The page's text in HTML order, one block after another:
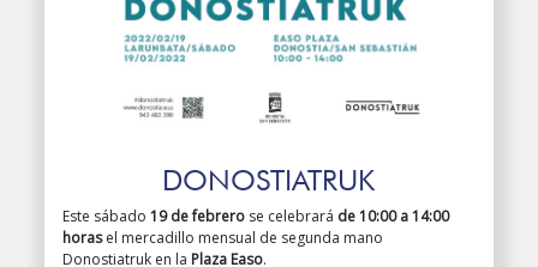
DONOSTIATRUK
Este sábado19 de febrero se celebrará de 10:00 a 14:00
horasel mercadillo mensual de segunda mano
Donostiatruk en la Plaza Easo.